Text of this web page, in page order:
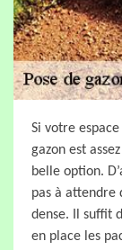
Si votre
gazon est
belle option.
pas à attendre
dense. Il suffit
en place les